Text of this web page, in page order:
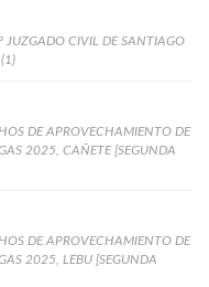
JUZGADO CIVIL DE SANTIAGO
DE APROVECHAMIENTO DE
2025, CAÑETE [SEGUNDA
DE APROVECHAMIENTO DE
2025, LEBU [SEGUNDA